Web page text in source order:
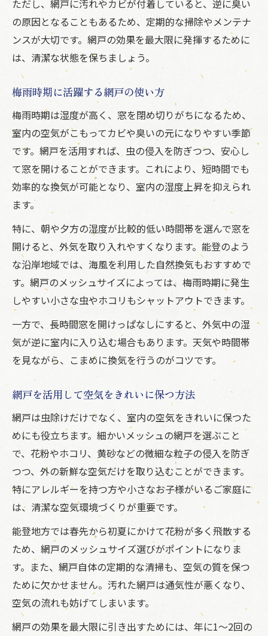
ただし、網戸に汚れやカビが付着していると、逆に臭い
の原因となることもあるため、定期的な掃除やメンテナ
ンスが大切です。網戸の効果を最大限に発揮するために
は、清潔な状態を保ちましょう。
梅雨時期に活躍する網戸の使い方
梅雨時期は湿度が高く、窓を閉め切りがちになるため、
室内の空気がこもってカビや臭いの元になりやすい季節
です。網戸を活用すれば、虫の侵入を防ぎつつ、安心し
て窓を開けることができます。これにより、短時間でも
効率的な換気が可能となり、室内の湿度上昇を抑えられ
ます。
特に、朝や夕方の湿度が比較的低い時間帯を選んで窓を
開けると、外気を取り入れやすくなります。能登のよう
な沿岸地域では、海風を利用した自然換気もおすすめで
す。網戸のメッシュサイズによっては、梅雨時期に発生
しやすい小さな虫やホコリもシャットアウトできます。
一方で、長時間窓を開けっぱなしにすると、外気中の湿
気が逆に室内に入り込む場合もあります。天気や時間帯
を見ながら、こまめに換気を行うのがコツです。
網戸を活用して空気をきれいに保つ方法
網戸は虫除けだけでなく、室内の空気をきれいに保つた
めにも役立ちます。細かいメッシュの網戸を選ぶこと
で、花粉やホコリ、黄砂などの微細な粒子の侵入を防ぎ
つつ、外の新鮮な空気だけを取り込むことができます。
特にアレルギーを持つ方や小さなお子様がいるご家庭に
は、清潔な空気環境づくりが重要です。
能登地方では春先から初夏にかけて花粉が多く飛散する
ため、網戸のメッシュサイズ選びがポイントになりま
す。また、網戸自体の定期的な清掃も、空気の質を保つ
ために欠かせません。汚れた網戸は通気性が悪くなり、
空気の流れも妨げてしまいます。
網戸の効果を最大限に引き出すためには、年に1～2回の